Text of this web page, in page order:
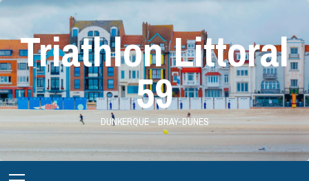
Skip
contentTriathlon Littoral
59
DUNKERQUE – BRAY-DUNES